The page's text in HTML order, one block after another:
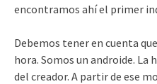
encontramos ahí el primer
Debemos tener en cuenta
hora. Somos un androide.
del creador. A partir de ese